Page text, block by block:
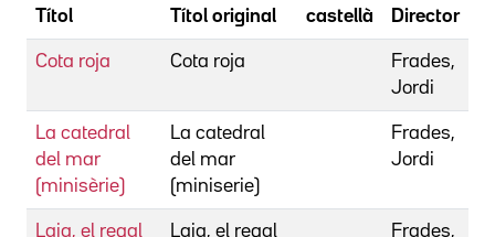
Títol Títol original
castellà
Director
Cota roja Cota roja
Frades,
Jordi
La catedral
del mar
(minisèrie)
La catedral
del mar
(miniserie)
Frades,
Jordi
Laia, el regal Laia, el regal Frades,